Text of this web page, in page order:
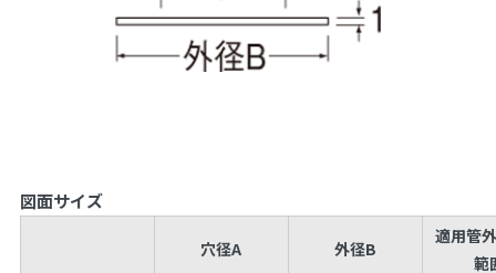
図面サイズ
穴径A 外径B
適用管
範